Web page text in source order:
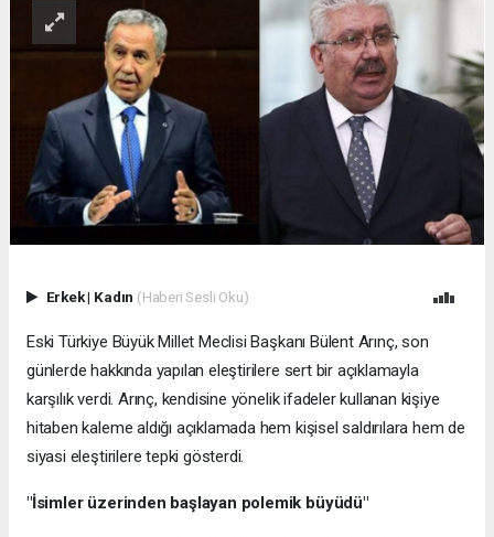
Erkek| Kadın (Haberi Sesli Oku)
Eski Türkiye Büyük Millet Meclisi Başkanı Bülent Arınç, son
günlerde hakkında yapılan eleştirilere sert bir açıklamayla
karşılık verdi. Arınç, kendisine yönelik ifadeler kullanan kişiye
hitaben kaleme aldığı açıklamada hem kişisel saldırılara hem de
siyasi eleştirilere tepki gösterdi.
"İsimler üzerinden başlayan polemik büyüdü"